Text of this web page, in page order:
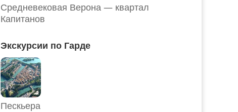
Средневековая Верона — квартал
Капитанов
Экскурсии по Гарде
Пескьера